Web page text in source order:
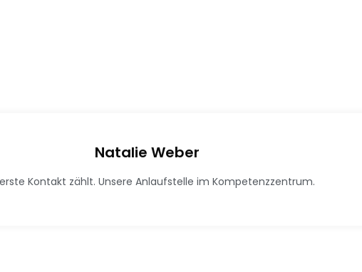
Natalie Weber
Kontakt zählt. Unsere Anlaufstelle im Kompetenzzentrum.